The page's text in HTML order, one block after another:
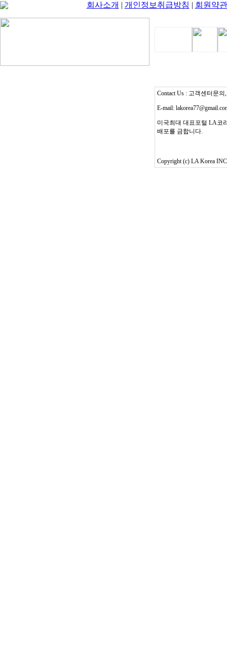
회사소개 | 개인정보취급방침 | 회원약관
Contact Us : 고객센터문의
E-mail:
미국최대 대표포털 LA코
배포를 금합니다.
Copyright (c) LA Korea